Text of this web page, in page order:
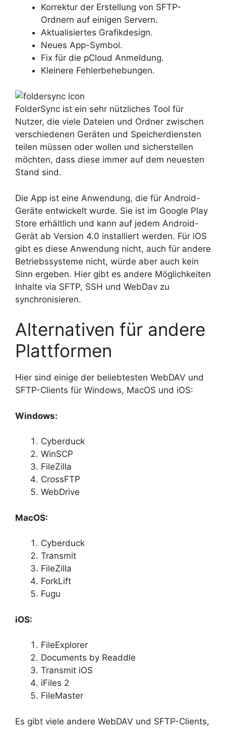
Korrektur der Erstellung von SFTP-
Ordnern auf einigen Servern.
Aktualisiertes Grafikdesign.
Neues App-Symbol.
Fix für die pCloud Anmeldung.
Kleinere Fehlerbehebungen.
FolderSync ist ein sehr nützliches Tool für
Nutzer, die viele Dateien und Ordner zwischen
verschiedenen Geräten und Speicherdiensten
teilen müssen oder wollen und sicherstellen
möchten, dass diese immer auf dem neuesten
Stand sind.
Die App ist eine Anwendung, die für Android-
Geräte entwickelt wurde. Sie ist im Google Play
Store erhältlich und kann auf jedem Android-
Gerät ab Version 4.0 installiert werden. Für iOS
gibt es diese Anwendung nicht, auch für andere
Betriebssysteme nicht, würde aber auch kein
Sinn ergeben. Hier gibt es andere Möglichkeiten
Inhalte via SFTP, SSH und WebDav zu
synchronisieren.
Alternativen für andere
Plattformen
Hier sind einige der beliebtesten WebDAV und
SFTP-Clients für Windows, MacOS und iOS:
Windows:
Cyberduck
WinSCP
FileZilla
CrossFTP
WebDrive
MacOS:
Cyberduck
Transmit
FileZilla
ForkLift
Fugu
iOS:
FileExplorer
Documents by Readdle
Transmit iOS
iFiles 2
FileMaster
Es gibt viele andere WebDAV und SFTP-Clients,